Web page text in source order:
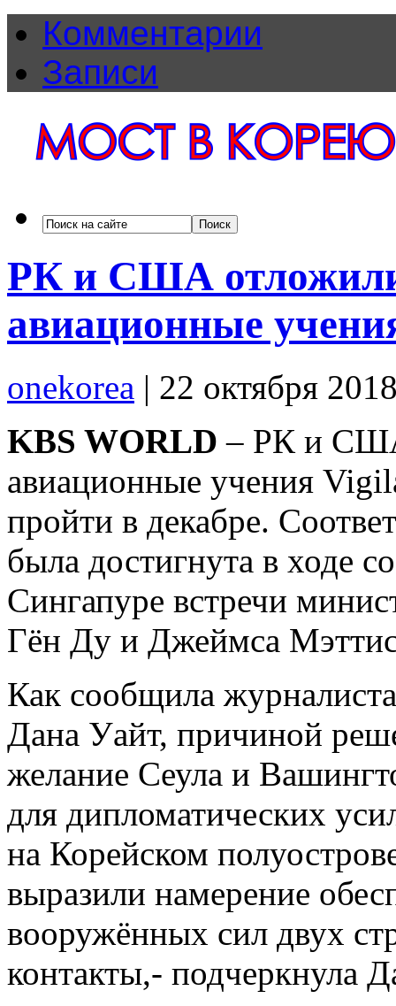
Комментарии
Записи
РК и США
авиационные
onekorea | 22 октября
KBS WORLD – РК и
авиационные учения
пройти в декабре.
была достигнута в ходе
Сингапуре встречи
Гён Ду и Джеймса
Как сообщила
Дана Уайт, причиной
желание Сеула и
для дипломатических
на Корейском
выразили намерение
вооружённых сил двух
контакты,- подчеркнула